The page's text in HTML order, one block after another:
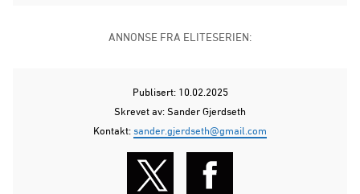
ANNONSE FRA ELITESERIEN:
Publisert: 10.02.2025
Skrevet av: Sander Gjerdseth
Kontakt:sander.gjerdseth@gmail.com